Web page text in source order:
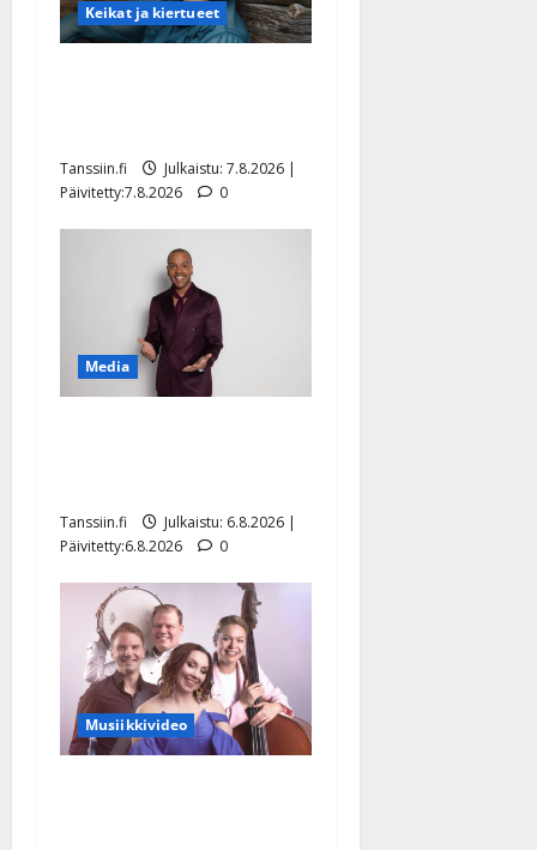
Keikat ja kiertueet
Tanssiin.fi
Julkaistu: 7.8.2026 |
Päivitetty:7.8.2026
0
Media
Tanssiin.fi
Julkaistu: 6.8.2026 |
Päivitetty:6.8.2026
0
Musiikkivideo